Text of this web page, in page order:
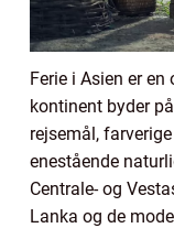
Ferie i Asien er
kontinent byder
rejsemål,
enestående
Centrale- og
Lanka og de